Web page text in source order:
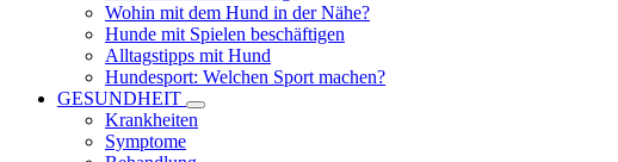
Wohin mit dem Hund in der Nähe?
Hunde mit Spielen beschäftigen
Alltagstipps mit Hund
Hundesport: Welchen Sport machen?
GESUNDHEIT
Krankheiten
Symptome